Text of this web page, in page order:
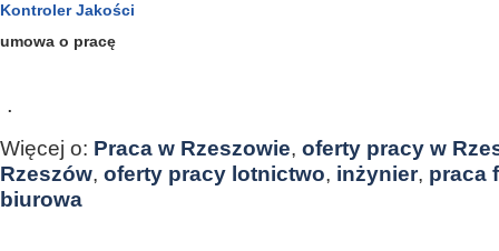
Kontroler Jakości
umowa o pracę
.
Więcej o: Praca w Rzeszowie, oferty pracy w
Rzeszów, oferty pracy lotnictwo, inżynier, praca
biurowa